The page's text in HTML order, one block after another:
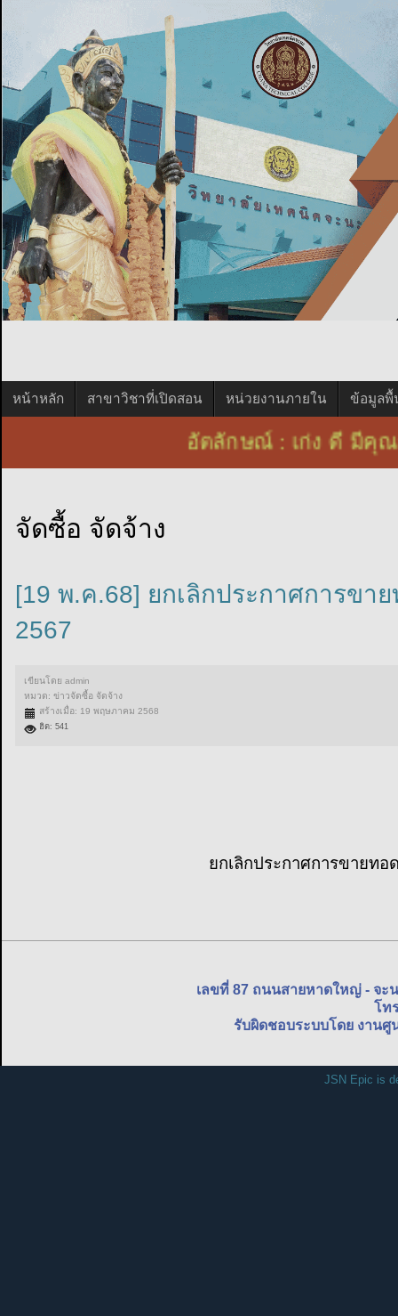
หน้าหลัก สาขาวิชาที่เปิดสอน หน่วยงานภายใน ข้อมูลพื้
อัตลักษณ์ : เก่ง ดี
จัดซื้อ จัดจ้าง
[19 พ.ค.68] ยกเลิกประกาศการข
2567
เขียนโดยadmin
หมวด:ข่าวจัดซื้อ จัดจ้าง
สร้างเมื่อ: 19 พฤษภาคม 2568
ฮิต: 541
ยกเลิกประกาศการขายท
เลขที่ 87 ถนนสายหาดใหญ่ - จ
โท
รับผิดชอบระบบโดย งาน
JSN Epic is